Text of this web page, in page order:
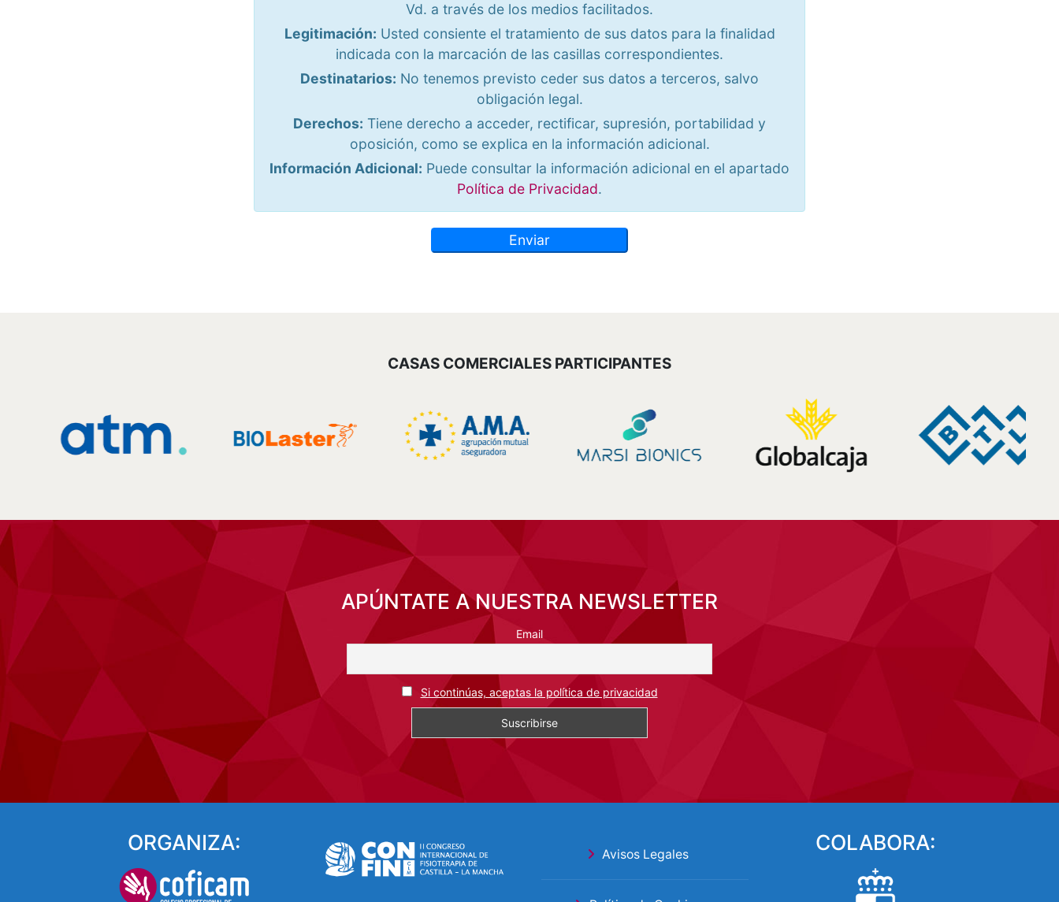
Vd. a través de los medios facilitados.
Legitimación: Usted consiente el tratamiento de sus datos para la finalidad
indicada con la marcación de las casillas correspondientes.
Destinatarios: No tenemos previsto ceder sus datos a terceros, salvo
obligación legal.
Derechos: Tiene derecho a acceder, rectificar, supresión, portabilidad y
oposición, como se explica en la información adicional.
Información Adicional: Puede consultar la información adicional en el apartado
Política de Privacidad.
APÚNTATE A NUESTRA NEWSLETTER
Email
Si continúas, aceptas la política de privacidad
ORGANIZA:
Avisos Legales
COLABORA: